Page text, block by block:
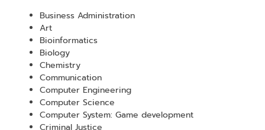
Business Administration
Art
Bioinformatics
Biology
Chemistry
Communication
Computer Engineering
Computer Science
Computer System: Game development